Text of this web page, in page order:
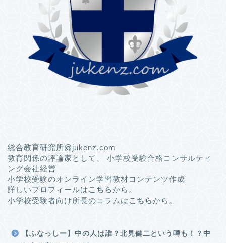
総合教育研究所@jukenz.com
教育関係の評論家として、 小学校受験合格コンサルティ
ング会社経営
小学校受験のオンライン学習教材コンテンツ作成
詳しいプロフィールはこちらから。
小学校受験者向け所長のコラムはこちらから。
【ふなっしー】中の人は誰？北見健二という噂も！？中